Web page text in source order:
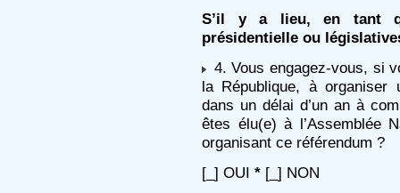
S’il y a lieu, en tant
présidentielle ou
4. Vous engagez-vous, si
la République, à
dans un délai d’un an à
êtes élu(e) à l’Assemblée
organisant ce référendum ?
[_] OUI * [_] NON